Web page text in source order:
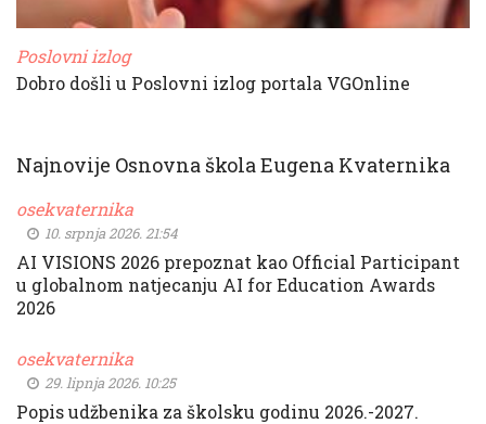
Poslovni izlog
Dobro došli u Poslovni izlog portala VGOnline
Najnovije Osnovna škola Eugena Kvaternika
osekvaternika
10. srpnja 2026. 21:54
AI VISIONS 2026 prepoznat kao Official Participant
u globalnom natjecanju AI for Education Awards
2026
osekvaternika
29. lipnja 2026. 10:25
Popis udžbenika za školsku godinu 2026.-2027.